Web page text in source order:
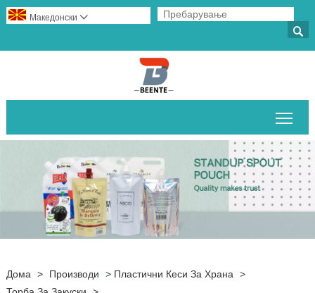

Македонски 
Дома > Производи > Пластични Кеси За Храна
>